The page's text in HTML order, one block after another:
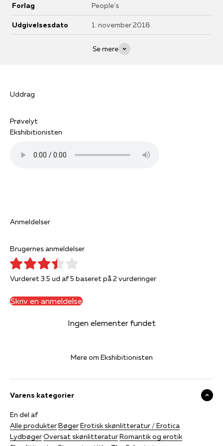
Forlag People's
Udgivelsesdato 1. november 2018
Se mere
Uddrag
Prøvelyt
Ekshibitionisten
Anmeldelser
Brugernes anmeldelser
Vurderet 3.5 ud af 5 baseret på 2 vurderinger
Skriv en anmeldelse
Ingen elementer fundet
Mere om Ekshibitionisten
Varens kategorier
En del af
Alle produkterBøgerErotisk skønlitteratur / Erotica
Lydbøger Oversat skønlitteraturRomantik og erotik